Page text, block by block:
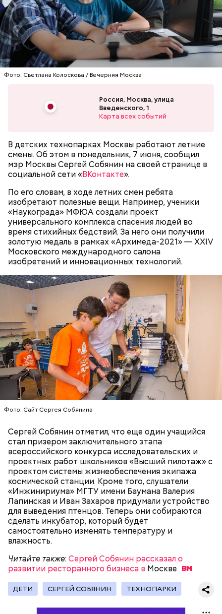
Фото: Светлана Колоскова / Вечерняя Москва
Россия, Москва, улица
Введенского, 1
Карта всех событий
В детских технопарках Москвы работают летние
смены. Об этом в понедельник, 7 июня, сообщил
мэр Москвы Сергей Собянин на своей странице в
социальной сети «ВКонтакте».
По его словам, в ходе летних смен ребята
изобретают полезные вещи. Например, ученики
«Наукограда» МФЮА создали проект
универсального комплекса спасения людей во
время стихийных бедствий. За него они получили
золотую медаль в рамках «Архимеда-2021» — ХХIV
Московского международного салона
изобретений и инновационных технологий.
Фото: Сайт Сергея Собянина
Сергей Собянин отметил, что еще один учащийся
стал призером заключительного этапа
всероссийского конкурса исследовательских и
проектных работ школьников «Высший пилотаж» с
проектом системы жизнеобеспечения экипажа
космической станции. Кроме того, слушатели
«Инжинириума» МГТУ имени Баумана Валерия
Лапинская и Иван Захаров придумали устройство
для выведения птенцов. Теперь они собираются
сделать инкубатор, который будет
самостоятельно изменять температуру и
влажность.
Читайте также: Сергей Собянин рассказал о
развитии ресторанного бизнеса в Москве
ДЕТИ СЕРГЕЙ СОБЯНИН ТЕХНОПАРКИ
Тем временем на Ярославском направлении МЖД
продолжается строительство путепровода,
который соединит улицы Менжинского и Дудинки.
После завершения работ появится новая
поперечная транспортная связь между
Ярославским и Дмитровским шоссе.